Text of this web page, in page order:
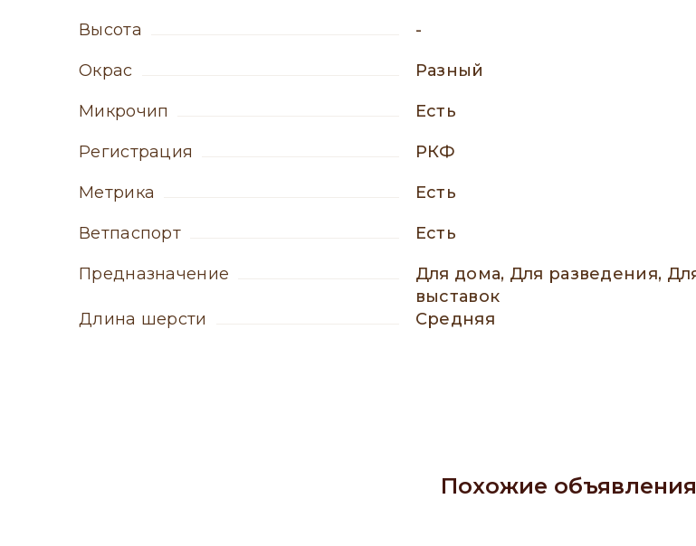
высота -
окрас Разный
микрочип есть
регистрация РКФ
метрика есть
ветпаспорт есть
Предназначение
Для дома, Для разведения, Для
выставок
Длина шерсти
Средняя
Похожие объявления